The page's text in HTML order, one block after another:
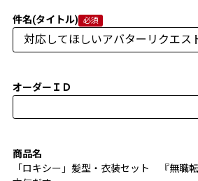
件名(タイトル)
オーダーＩＤ
商品名
「ロキシー」髪型・衣装セット 『無職